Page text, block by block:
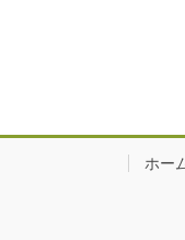
ペ
ー
ホー